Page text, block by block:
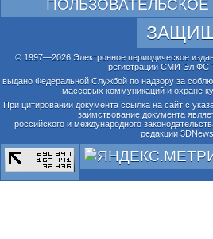
© 1997—2026 Электронное периодическое
регистрации СМИ Эл ФС
выдано Федеральной Службой по надзору за
массовых коммуникаций и охране
При цитировании документа ссылка на сайт с
заимствование документа
российского и международного
редакции 3DNews.